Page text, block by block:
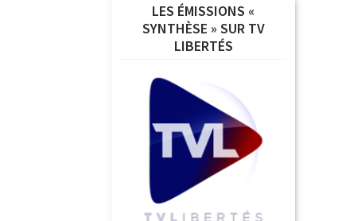
LES ÉMISSIONS «
SYNTHÈSE » SUR TV
LIBERTÉS